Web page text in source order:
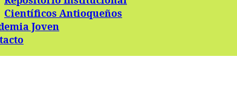
Científicos Antioqueños
Joven